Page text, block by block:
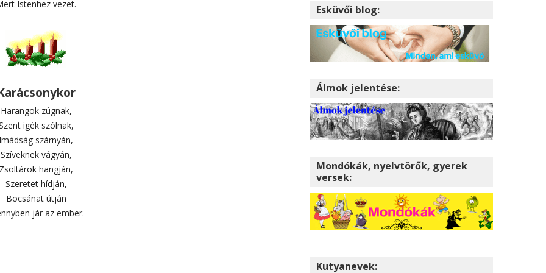
Istenhez vezet.
Harangok zúgnak,
igék szólnak,
szárnyán,
Szíveknek vágyán,
hangján,
Szeretet hídján,
Bocsánat útján
jár az ember.
Esküvői blog:
Álmok jelentése:
Mondókák, nyelvtörők, gyerek
versek:
Kutyanevek: